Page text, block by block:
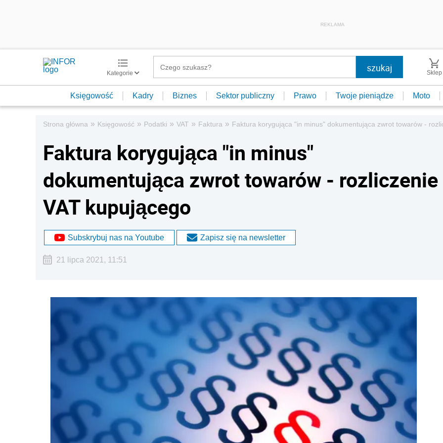
REKLAMA
Kategorie Sklep
Księgowość Kadry Biznes Sektor publiczny Prawo Twoje pieniądze Moto
Strona główna » Księgowość » Podatki » VAT » Faktura » Faktura korygująca "in minus" dokumentująca zwrot towarów -
Faktura korygująca "in minus"
dokumentująca zwrot towarów - rozliczenie
VAT kupującego
Subskrybuj nas na Youtube Zapisz się na newsletter
21 lipca 2021, 11:51